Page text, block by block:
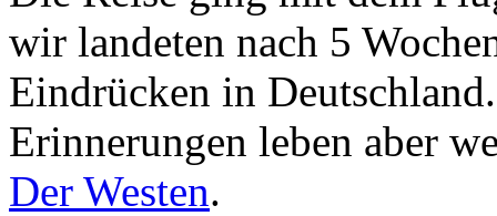
wir landeten nach 5
Eindrücken in
Erinnerungen leben aber
Der Westen.